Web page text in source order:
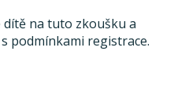
dítě na tuto zkoušku a
podmínkami registrace.